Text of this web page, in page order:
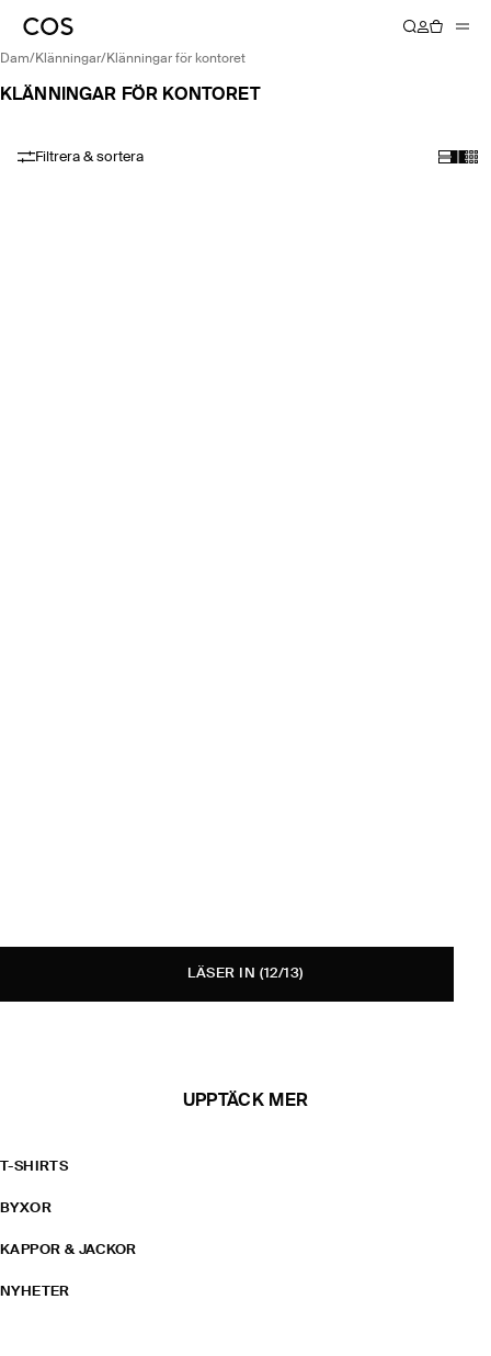
dam/ klänningar/ klänningar för kontoret
KLÄNNINGAR FÖR KONTORET
Filtrera & sortera
LÄSER IN (12/13)
UPPTÄCK MER
T-SHIRTS
BYXOR
KAPPOR & JACKOR
NYHETER